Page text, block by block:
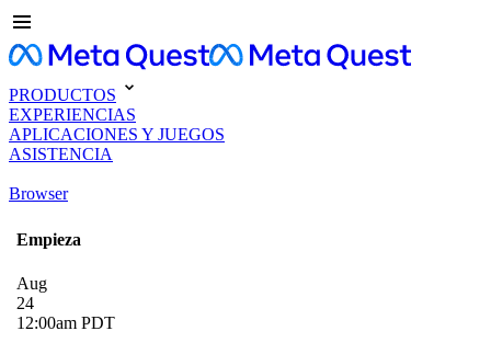
PRODUCTOS
EXPERIENCIAS
APLICACIONES Y JUEGOS
ASISTENCIA
Browser
Empieza
Aug
24
12:00am PDT